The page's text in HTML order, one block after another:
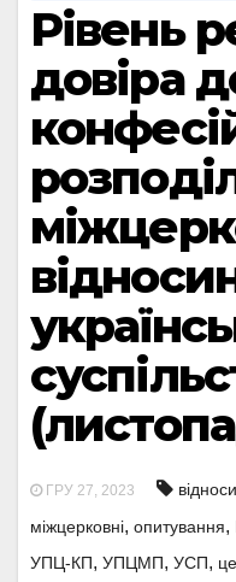
Рівень
довіра
ГРУ 27, 2023
міжцерковні, опитування,
УПЦ-КП, УПЦМП, УСП,